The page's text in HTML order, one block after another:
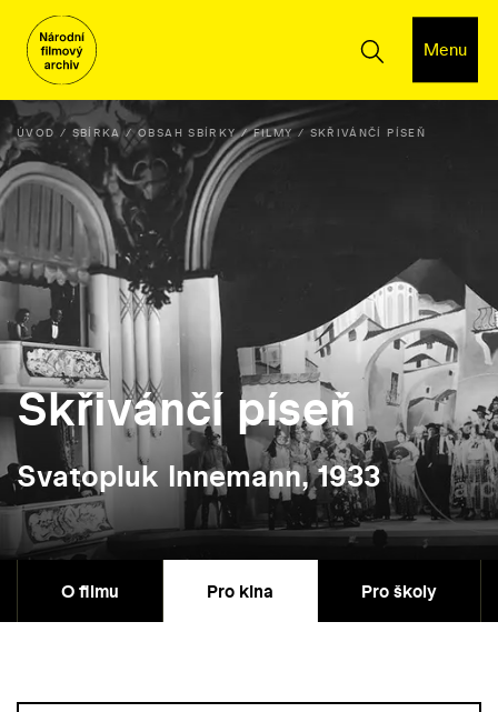
Menu
ÚVOD SBÍRKA OBSAH SBÍRKY FILMY SKŘIVÁNČÍ PÍSEŇ
Skřivánčí píseň
Svatopluk Innemann, 1933
O filmu Pro kina Pro školy